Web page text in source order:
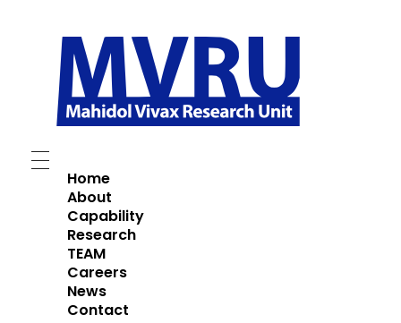
Mahidol Vivax Research Unit (MVRU)
Home
About
Capability
Research
TEAM
Careers
News
Contact